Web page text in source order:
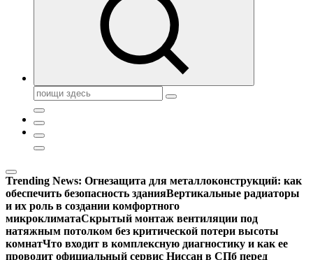
Поиск:
Trending News: Огнезащита для металлоконструкций: как
обеспечить безопасность зданияВертикальные радиаторы
и их роль в создании комфортного
микроклиматаСкрытый монтаж вентиляции под
натяжным потолком без критической потери высоты
комнатЧто входит в комплексную диагностику и как ее
проводит официальный сервис Ниссан в СПб перед